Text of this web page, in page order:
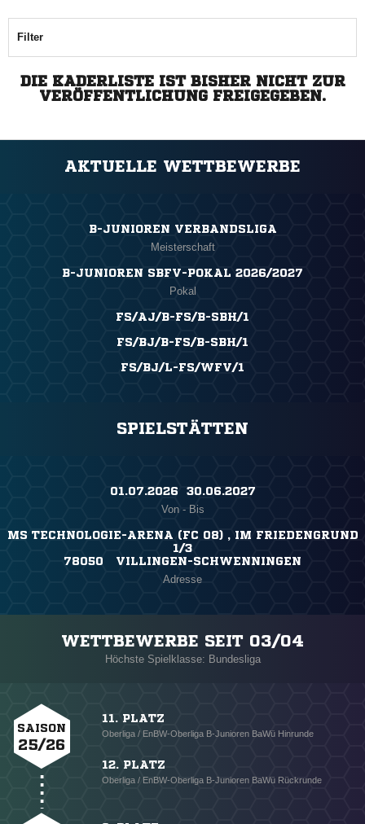
Filter
DIE KADERLISTE IST BISHER NICHT ZUR
VERÖFFENTLICHUNG FREIGEGEBEN.
AKTUELLE WETTBEWERBE
B-JUNIOREN VERBANDSLIGA
Meisterschaft
B-JUNIOREN SBFV-POKAL 2026/2027
Pokal
FS/AJ/B-FS/B-SBH/1
FS/BJ/B-FS/B-SBH/1
FS/BJ/L-FS/WFV/1
SPIELSTÄTTEN
01.07.2026 ​ 30.06.2027
Von - Bis
MS TECHNOLOGIE-ARENA (FC 08) , IM FRIEDENGRUND
1/3
78050 VILLINGEN-SCHWENNINGEN
Adresse
WETTBEWERBE SEIT 03/04
Höchste Spielklasse: Bundesliga
SAISON
25/26
11. PLATZ
Oberliga / EnBW-Oberliga B-Junioren BaWü Hinrunde
12. PLATZ
Oberliga / EnBW-Oberliga B-Junioren BaWü Rückrunde